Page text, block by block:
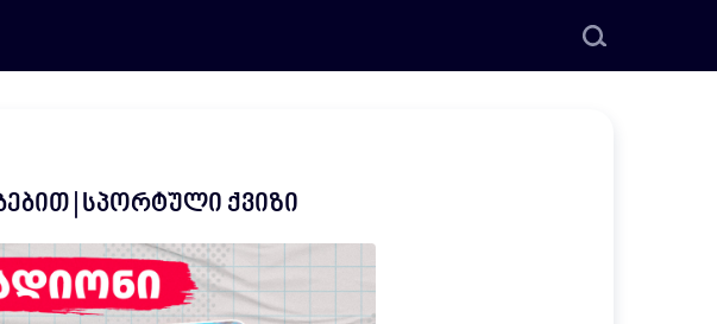
| სპორტული ქვიზი